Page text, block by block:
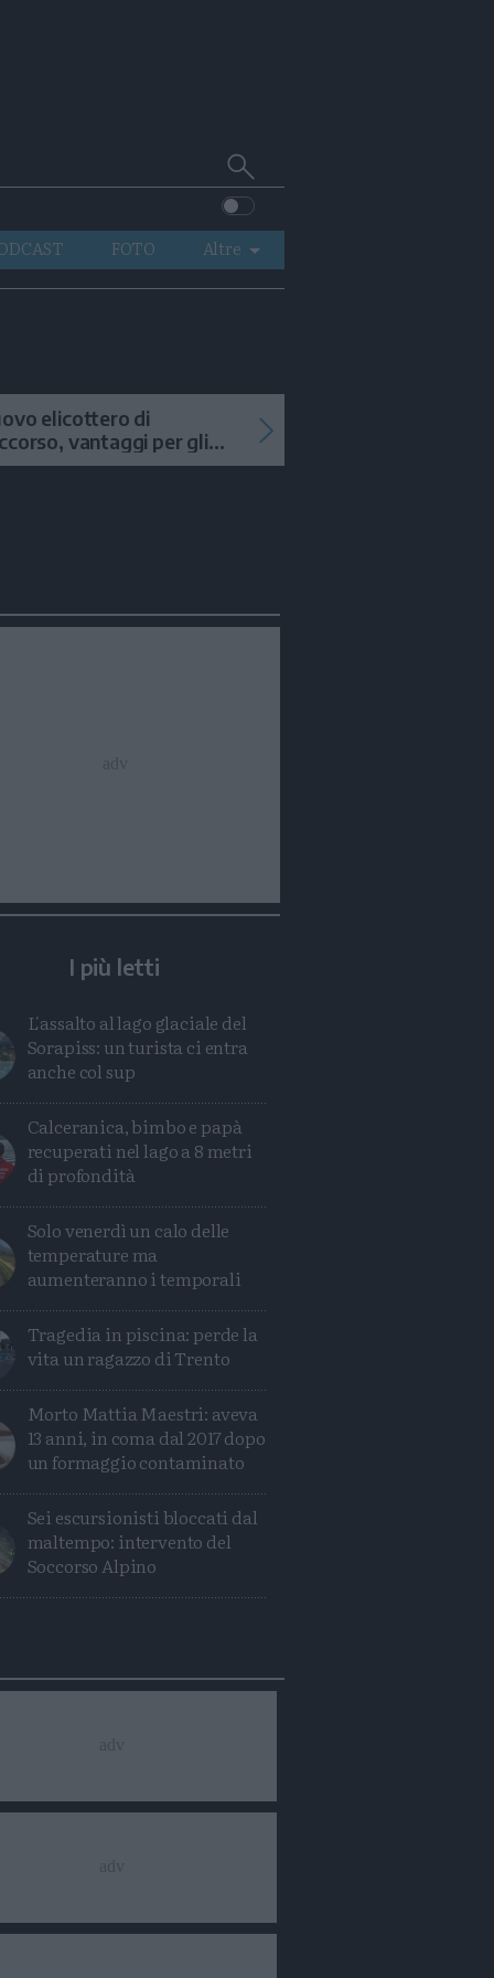
Cerca
su
Trentino
FOTO
Altre
VIDEO
elicottero di
vantaggi per gli
in alta quota
Condividi
Condividi
TwitterCondividi
Mail
I più letti
L'assalto al lago glaciale del
Sorapiss: un turista ci entra
anche col sup
Calceranica, bimbo e papà
recuperati nel lago a 8 metri
di profondità
Solo venerdì un calo delle
temperature ma
aumenteranno i temporali
Tragedia in piscina: perde la
vita un ragazzo di Trento
Morto Mattia Maestri: aveva
13 anni, in coma dal 2017 dopo
un formaggio contaminato
Sei escursionisti bloccati dal
maltempo: intervento del
Soccorso Alpino